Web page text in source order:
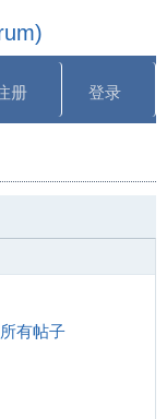
册 登录
有帖子